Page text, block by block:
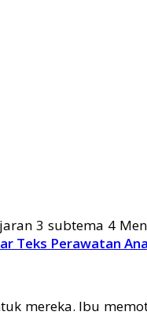
3 subtema 4
Teks Perawatan
mereka. Ibu